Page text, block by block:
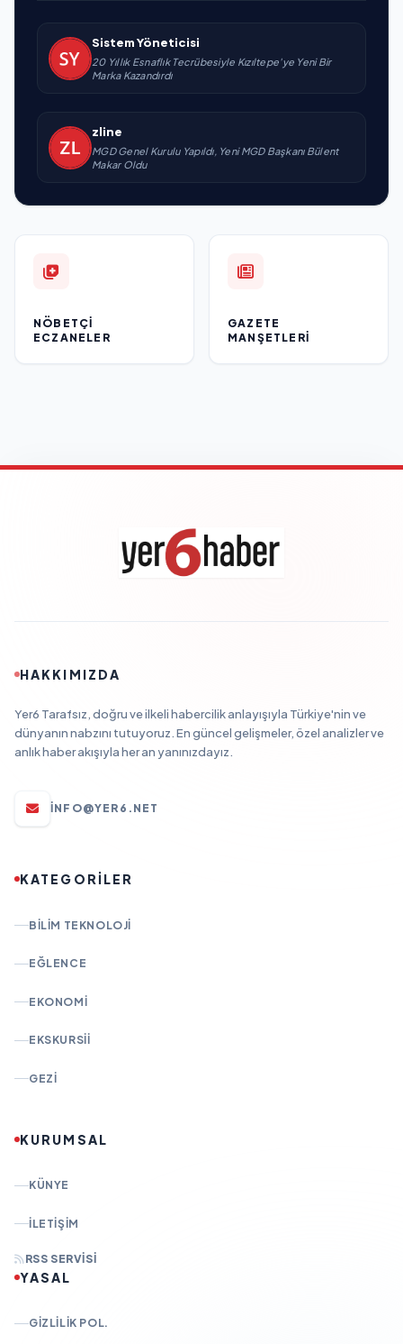
Sistem Yöneticisi
20 Yıllık Esnaflık Tecrübesiyle Kızıltepe'ye Yeni Bir
Marka Kazandırdı
zline
MGD Genel Kurulu Yapıldı, Yeni MGD Başkanı Bülent
Makar Oldu
NÖBETÇI
ECZANELER
GAZETE
MANŞETLERI
HAKKIMIZDA
Yer6 Tarafsız, doğru ve ilkeli habercilik anlayışıyla Türkiye'nin ve
dünyanın nabzını tutuyoruz. En güncel gelişmeler, özel analizler ve
anlık haber akışıyla her an yanınızdayız.
INFO@YER6.NET
KATEGORİLER
BILIM TEKNOLOJI
EĞLENCE
EKONOMI
EKSKURSII
GEZI
KURUMSAL
KÜNYE
İLETIŞIM
RSS SERVISI
YASAL
GIZLILIK POL.